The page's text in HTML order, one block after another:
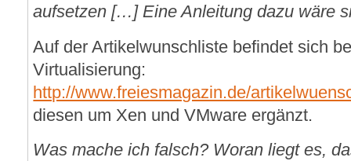
aufsetzen […] Eine Anleitung dazu wäre
Auf der Artikelwunschliste befindet sich
Virtualisierung:
http://www.freiesmagazin.de/
diesen um Xen und VMware ergänzt.
Was mache ich falsch? Woran liegt es,